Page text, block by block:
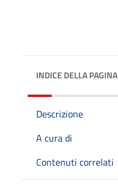
INDICE DELLA PAGINA
Descrizione
A cura di
Contenuti correlati